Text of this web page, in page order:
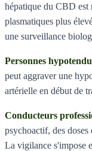
hépatique du CBD est
plasmatiques plus
une surveillance
Personnes
peut aggraver une
artérielle en début de
Conducteurs
psychoactif, des
La vigilance s'impose